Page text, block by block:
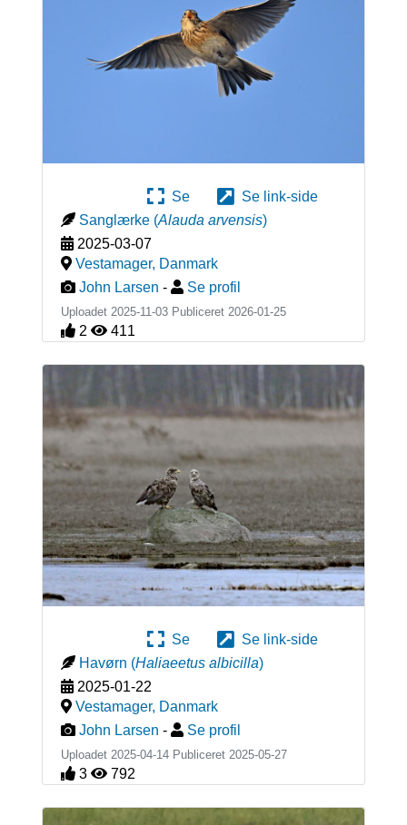
Se
Se link-side
Sanglærke (Alauda arvensis)
2025-03-07
Vestamager, Danmark
John Larsen - Se profil
Uploadet 2025-11-03 Publiceret 2026-01-25
2 411
Se
Se link-side
Havørn (Haliaeetus albicilla)
2025-01-22
Vestamager, Danmark
John Larsen - Se profil
Uploadet 2025-04-14 Publiceret 2025-05-27
3 792